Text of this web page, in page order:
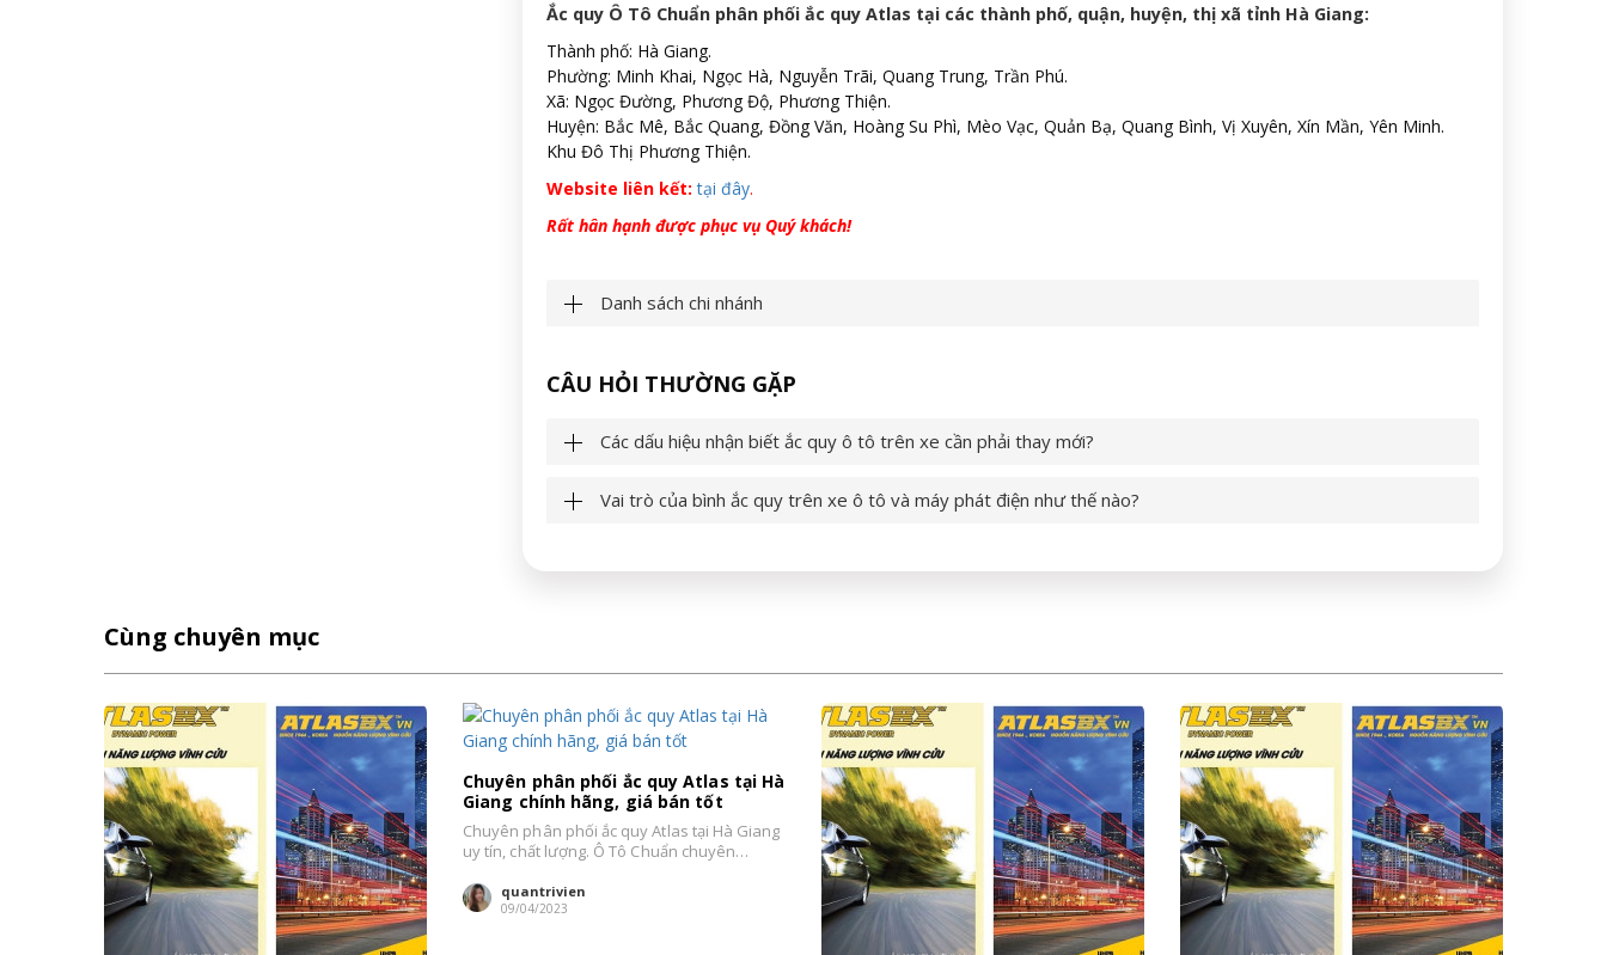
Ắc quy Ô Tô Chuẩn phân phối ắc quy Atlas tại các thành phố, quận, huyện, thị xã tỉnh Hà Giang:
Thành phố: Hà Giang.
Phường: Minh Khai, Ngọc Hà, Nguyễn Trãi, Quang Trung, Trần Phú.
Xã: Ngọc Đường, Phương Độ, Phương Thiện.
Huyện: Bắc Mê, Bắc Quang, Đồng Văn, Hoàng Su Phì, Mèo Vạc, Quản Bạ, Quang Bình, Vị Xuyên, Xín Mần, Yên Minh.
Khu Đô Thị Phương Thiện.
Website liên kết: tại đây.
Rất hân hạnh được phục vụ Quý khách!
Danh sách chi nhánh
CÂU HỎI THƯỜNG GẶP
Các dấu hiệu nhận biết ắc quy ô tô trên xe cần phải thay mới?
Vai trò của bình ắc quy trên xe ô tô và máy phát điện như thế nào?
Cùng chuyên mục
Chuyên phân phối ắc quy Atlas tại Hà
Giang chính hãng, giá bán tốt
Chuyên phân phối ắc quy Atlas tại Hà Giang
uy tín, chất lượng. Ô Tô Chuẩn chuyên
quantrivien
09/04/2023